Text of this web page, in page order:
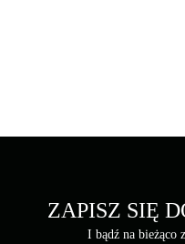
ZAPISZ SIĘ
I bądź na bieżąco